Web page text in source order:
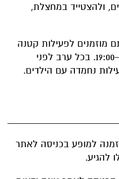
בהפתעה, בשעות 17:30–19:00. בכל ערב לפני
נחמדה עם הילדים.
בלבד!